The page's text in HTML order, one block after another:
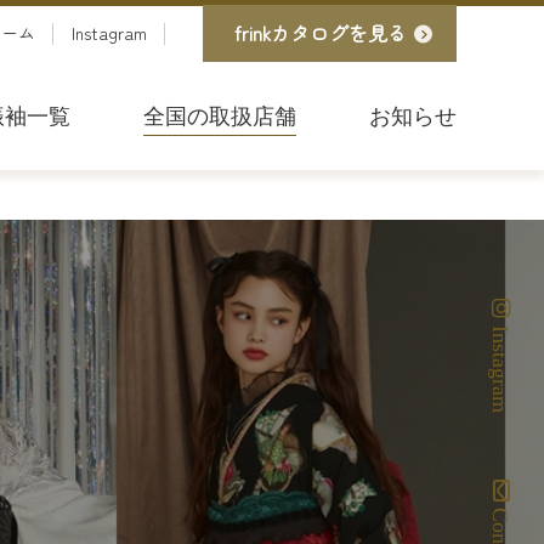
袖一覧 全国の取扱店舗 お知らせ
frinkカタログを見る
ム Instagram
Instagram